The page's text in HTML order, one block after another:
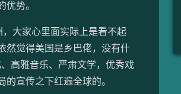
势。
大家心里面实际上是看不起
然觉得美国是乡巴佬，没有什
高雅音乐、严肃文学，优秀戏
宣传之下红遍全球的。